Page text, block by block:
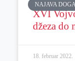
NAJAVA
XVI
džeza do
18. februar 2022.